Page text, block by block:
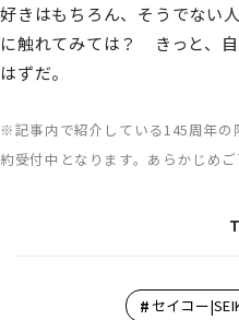
好きはもちろん、そうでない
に触れてみては？ きっと、
はずだ。
※記事内で紹介している145周年の
約受付中となります。あらかじめご
# セイコー